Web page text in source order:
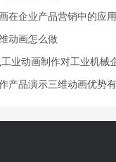
在企业产品营销中的应用
动画怎么做
业动画制作对工业机械
产品演示三维动画优势